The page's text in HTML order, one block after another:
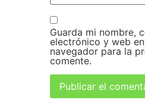
Guarda mi nombre,
electrónico y web
navegador para la
comente.